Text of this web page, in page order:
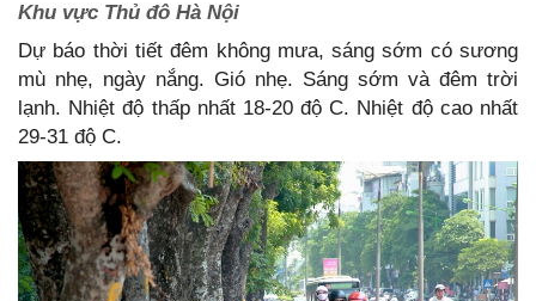
Khu vực Thủ đô Hà Nội
Dự báo thời tiết đêm không mưa, sáng sớm có sương
mù nhẹ, ngày nắng. Gió nhẹ. Sáng sớm và đêm trời
lạnh. Nhiệt độ thấp nhất 18-20 độ C. Nhiệt độ cao nhất
29-31 độ C.